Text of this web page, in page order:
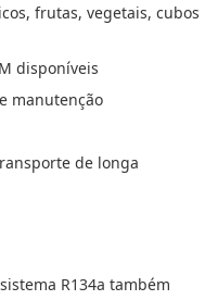
frutas, vegetais, cubos
disponíveis
manutenção
de longa
R134a também